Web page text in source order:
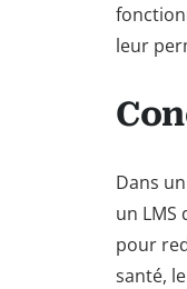
leur
Dans
un
pour
santé,